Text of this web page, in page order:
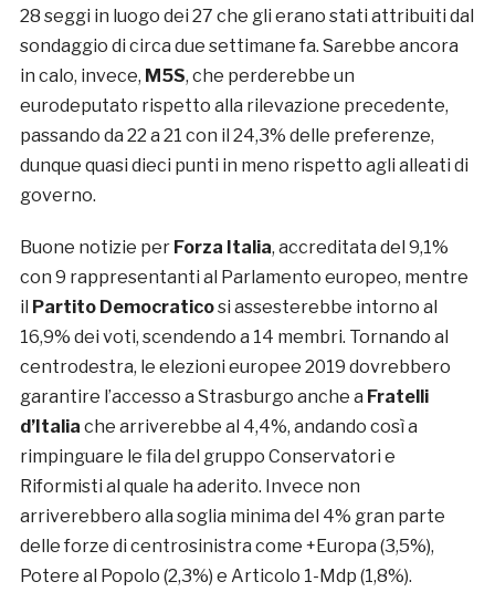
28 seggi in luogo dei 27 che gli erano stati attribuiti dal
sondaggio di circa due settimane fa. Sarebbe ancora
in calo, invece, M5S, che perderebbe un
eurodeputato rispetto alla rilevazione precedente,
passando da 22 a 21 con il 24,3% delle preferenze,
dunque quasi dieci punti in meno rispetto agli alleati di
governo.
Buone notizie per Forza Italia, accreditata del 9,1%
con 9 rappresentanti al Parlamento europeo, mentre
il Partito Democraticosi assesterebbe intorno al
16,9% dei voti, scendendo a 14 membri. Tornando al
centrodestra, le elezioni europee 2019 dovrebbero
garantire l’accesso a Strasburgo anche a Fratelli
d’Italia che arriverebbe al 4,4%, andando così a
rimpinguare le fila del gruppo Conservatori e
Riformisti al quale ha aderito. Invece non
arriverebbero alla soglia minima del 4% gran parte
delle forze di centrosinistra come +Europa (3,5%),
Potere al Popolo (2,3%) e Articolo 1-Mdp (1,8%).